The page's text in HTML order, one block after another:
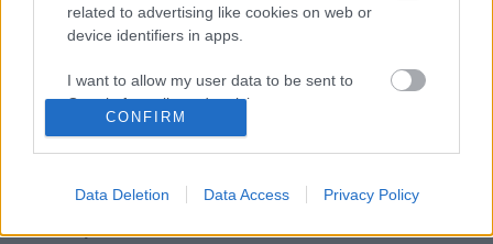
related to advertising like cookies on web or
device identifiers in apps.
I want to allow my user data to be sent to
Google for online advertising purposes.
related to analytics like cookies on web or
CONFIRM
Data Deletion Data Access Privacy Policy
részt vett egy tandemugrásban.
SVÉDORSZÁG BEJELENTETTE, CSATLAKOZNA
2022. május. 16. 17:34
A napokban be is nyújtják a csatlakozási kérelmet.
PUTYIN: MOSZKVA VÁLASZOLNI FOG A NATO-
SVÉDORSZÁGI KITERJESZTÉSÉRE
2022. május. 16. 15:30